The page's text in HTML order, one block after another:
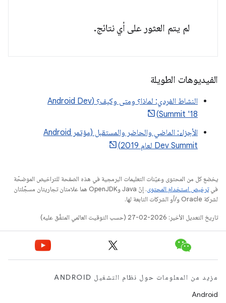
لم يتم العثور على أي نتائج.
الفيديوهات الطويلة
النشاط الفردي: لماذا؟ ومتى وكيف؟ (Android Dev
Summit '18)
الأجزاء: الماضي والحاضر والمستقبل (مؤتمر Android
Dev Summit لعام 2019)
يخضع كل من المحتوى وعيّنات التعليمات البرمجية في هذه الصفحة للتراخيص الموضحّة
فيترخيص استخدام المحتوى
. إنّ Java وOpenJDK هما علامتان تجاريتان مسجَّلتان
لشركة Oracle و/أو الشركات التابعة لها.
تاريخ التعديل الأخير: 2026-02-27 (حسب التوقيت العالمي المتفَّق عليه)
مزيد من المعلومات حول نظام التشغيل ANDROID
Android